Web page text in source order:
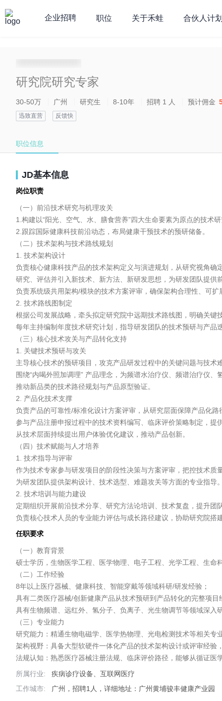
企业招聘 职位 关于禾蛙 合伙人计
研究院研究专家
30-50万 广州 研究生 8-10年 招聘 1 人 预计佣金
迅致直营 反馈快
职位信息
JD基本信息
岗位职责
（一）前沿技术研究与机理攻关
1.构建以“阳光、空气、水、膳食营养”四大生命要素为原点的技术
2.跟踪国际健康科技前沿动态，布局健康干预技术的预研储备。
（二）技术架构与技术路线规划
1. 技术架构设计
负责核心健康科技产品的技术架构定义与演进规划，从研究视角确
研究、评估并引入新技术、新方法、新研发思想，为研发团队提供
负责系统级共用架构/模块的技术方案评审，确保架构合理性、可扩
2. 技术路线图制定
根据公司发展战略，牵头拟定研究院中远期技术路线图，明确关键
每年主持编制年度技术研究计划，指导研发团队的技术预研与产品
（三）核心技术攻关与产品转化支持
1. 关键技术预研与攻关
主导核心技术的预研项目，攻克产品研发过程中的关键问题与技术
围绕“内喝外照加调理” 产品理念，为频谱水治疗仪、频谱治疗仪
推动新品类的技术路径规划与产品原型验证。
2. 产品化技术支撑
负责产品的可靠性/标准化设计方案评审，从研究层面保障产品化路
参与产品注册申报过程中的技术资料编写、临床评价策略制定，提
从技术层面持续提出用户体验优化建议，推动产品创新。
（四）技术赋能与人才培养
1. 技术指导与评审
作为技术专家参与研发项目的阶段性决策与方案评审，把控技术质
为研发团队提供架构设计、技术选型、难题攻关等方面的专业指导
2. 技术培训与能力建设
定期组织开展前沿技术分享、研究方法论培训、技术复盘，提升团
负责核心技术人员的专业能力评估与成长路径建议，协助研究院搭
任职要求
（一）教育背景
硕士学历，生物医学工程、医学物理、电子工程、光学工程、生命
（二）工作经验
8年以上医疗器械、健康科技、智能穿戴等领域科研/研发经验；
具有二类医疗器械/创新健康产品从技术预研到产品转化的完整项目
具有生物频谱、远红外、氢分子、负离子、光生物调节等领域深入
（三）专业能力
研究能力：精通生物电磁学、医学热物理、光电检测技术等相关专
架构视野：具备大型软硬件一体化产品的技术架构设计或评审经
法规认知：熟悉医疗器械注册法规、临床评价路径，能够从循证医
所属行业:
疾病诊疗设备、互联网医疗
工作城市:
广州，招聘1人，详细地址：广州黄埔骏丰健康产业园